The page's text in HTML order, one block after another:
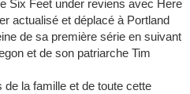
Six Feet under reviens avec Here
actualisé et déplacé à Portland
de sa première série en suivant
et de son patriarche Tim
la famille et de toute cette